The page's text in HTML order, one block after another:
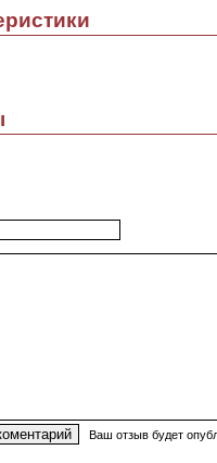
Ваш отзыв будет